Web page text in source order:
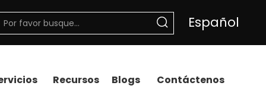
Español
Recursos Blogs Contáctenos